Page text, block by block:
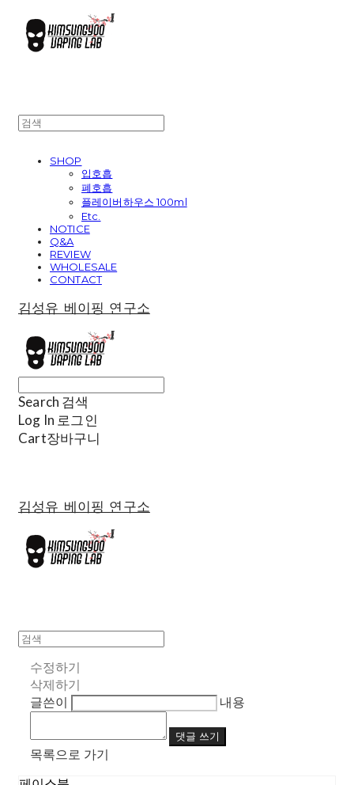
SHOP
입호흡
폐호흡
플레이버하우스 100ml
Etc.
NOTICE
Q&A
REVIEW
WHOLESALE
CONTACT
김성유 베이핑 연구소
Search 검색
Log In 로그인
Cart장바구니
김성유 베이핑 연구소
수정하기
삭제하기
글쓴이
내용
댓글 쓰기
목록으로 가기